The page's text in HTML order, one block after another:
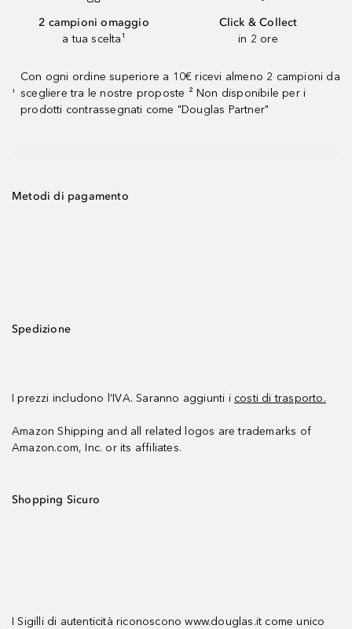
2 campioni omaggio
a tua scelta¹
Click & Collect
in 2 ore
¹
Con ogni ordine superiore a 10€ ricevi almeno 2 campioni da
scegliere tra le nostre proposte ² Non disponibile per i
prodotti contrassegnati come "Douglas Partner"
Metodi di pagamento
Spedizione
I prezzi includono l’IVA. Saranno aggiunti i costi di trasporto.
Amazon Shipping and all related logos are trademarks of
Amazon.com, Inc. or its affiliates.
Shopping Sicuro
I Sigilli di autenticità riconoscono www.douglas.it come unico